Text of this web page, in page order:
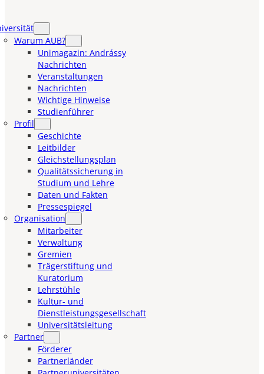
Warum AUB?
Unimagazin: Andrássy
Nachrichten
Veranstaltungen
Nachrichten
Wichtige Hinweise
Studienführer
Profil
Geschichte
Leitbilder
Gleichstellungsplan
Qualitätssicherung in
Studium und Lehre
Daten und Fakten
Pressespiegel
Organisation
Mitarbeiter
Verwaltung
Gremien
Trägerstiftung und
Kuratorium
Lehrstühle
Kultur- und
Dienstleistungsgesellschaft
Universitätsleitung
Partner
Förderer
Partnerländer